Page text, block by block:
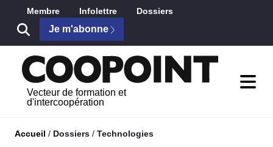
Saut au contenu principal
Membre Infolettre Dossiers
Je m'abonne
Vecteur de formation et
d'intercoopération
Accueil / Dossiers / Technologies